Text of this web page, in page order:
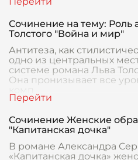
Сочинение на тему: Роль
Толстого "Война и мир"
Антитеза, как
одно из центральных
системе романа Льва
Она пронизывает все
Сочинение Женские
"Капитанская дочка"
В романе Александра
«Капитанская дочка»